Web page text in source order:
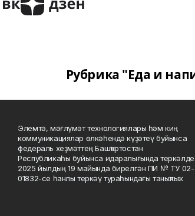
Рубрика "Еда и
Элемтә, мәғлүмәт технологиялары һәм киң
коммуникациялар өлкәһендә күҙәтеү буйынса
федераль хеҙмәттең Башҡортостан
Республикаһы буйынса идаралығында теркәлде.
2025 йылдың 19 майында бирелгән ПИ № ТУ 02-
01832-се һанлы теркәү тураһындағы таныҡлыҡ.